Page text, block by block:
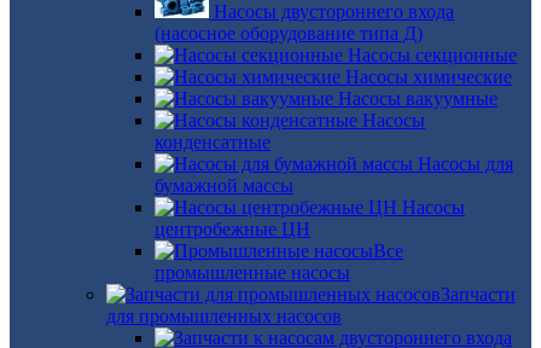
Насосы двустороннего входа
(насосное оборудование типа Д)
Насосы секционные
Насосы химические
Насосы вакуумные
Насосы
конденсатные
Насосы для
бумажной массы
Насосы
центробежные ЦН
Все
промышленные насосы
Запчасти
для промышленных насосов